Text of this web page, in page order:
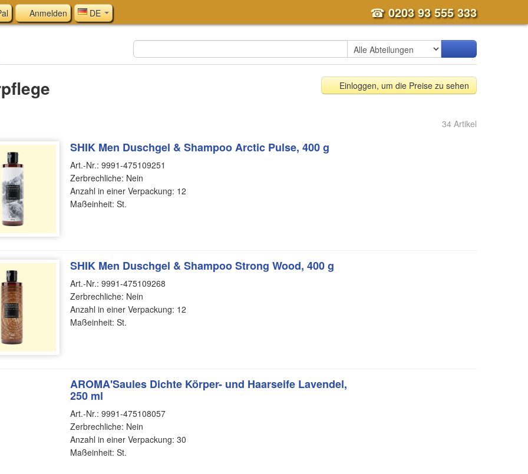
Anmelden DE ☎0203 93 555 333
Einloggen, um die Preise zu sehen
34 Artikel
SHIK Men Duschgel & Shampoo Arctic Pulse, 400 g
Art.-Nr.: 9991-475109251
Zerbrechliche: Nein
Anzahl in einer Verpackung: 12
Maßeinheit: St.
SHIK Men Duschgel & Shampoo Strong Wood, 400 g
Art.-Nr.: 9991-475109268
Zerbrechliche: Nein
Anzahl in einer Verpackung: 12
Maßeinheit: St.
AROMA'Saules Dichte Körper- und Haarseife Lavendel,
250 ml
Art.-Nr.: 9991-475108057
Zerbrechliche: Nein
Anzahl in einer Verpackung: 30
Maßeinheit: St.